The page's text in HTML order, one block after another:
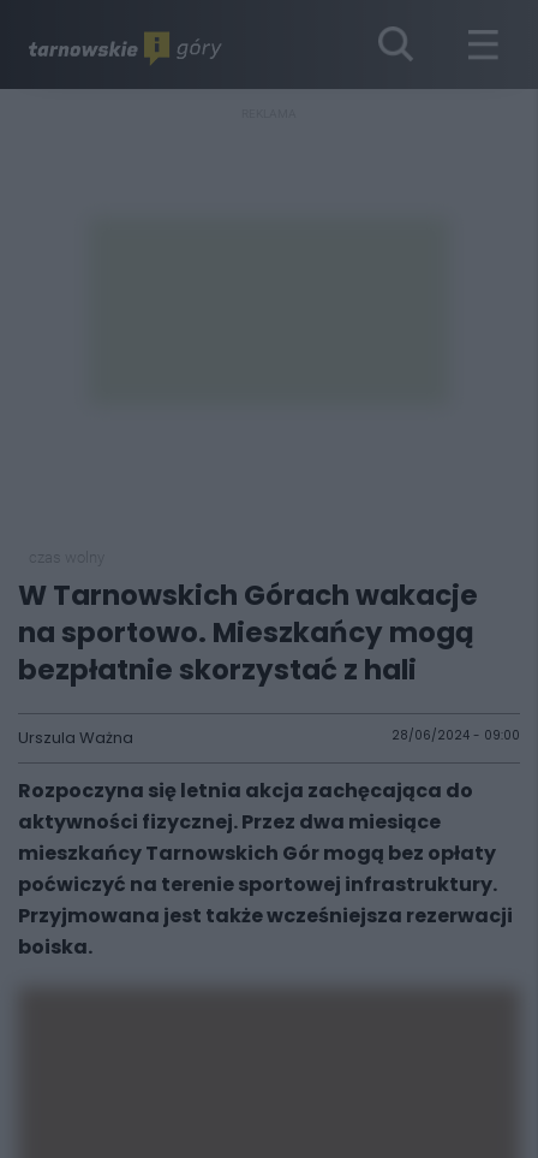
W Tarnowskich Górach wakacje
na sportowo. Mieszkańcy mogą
bezpłatnie skorzystać z hali
Urszula Ważna 28/06/2024 - 09:00
Rozpoczyna się letnia akcja zachęcająca do
aktywności fizycznej. Przez dwa miesiące
mieszkańcy Tarnowskich Gór mogą bez opłaty
poćwiczyć na terenie sportowej infrastruktury.
Przyjmowana jest także wcześniejsza rezerwacji
boiska.